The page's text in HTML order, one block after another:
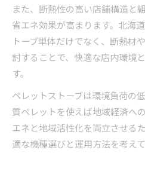
また、断熱性の高い店舗構造と
省エネ効果が高まります。北海
トーブ単体だけでなく、断熱材
討することで、快適な店内環境
す。
ペレットストーブは環境負荷の
質ペレットを使えば地域経済へ
エネと地域活性化を両立させる
適な機種選びと運用方法を考え